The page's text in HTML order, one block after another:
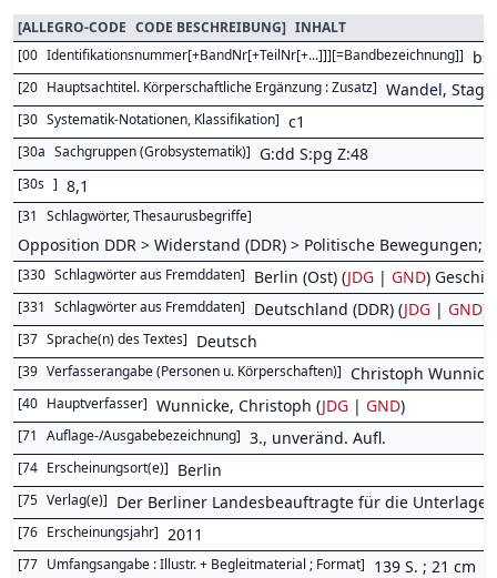
[ALLEGRO-CODE CODE BESCHREIBUNG] INHALT
[00 Identifikationsnummer[+BandNr[+TeilNr[+...]]][=Bandbezeichnung]]
[20 Hauptsachtitel. Körperschaftliche Ergänzung : Zusatz] Wandel,
[30 Systematik-Notationen, Klassifikation] c1
[30a Sachgruppen (Grobsystematik)] G:dd S:pg Z:48
[30s ] 8,1
[31 Schlagwörter, Thesaurusbegriffe]
Opposition DDR > Widerstand (DDR) > Politische
[330 Schlagwörter aus Fremddaten] Berlin (Ost) (JDG | GND)
[331 Schlagwörter aus Fremddaten] Deutschland (DDR) (JDG | GND)
[37 Sprache(n) des Textes] Deutsch
[39 Verfasserangabe (Personen u. Körperschaften)] Christoph
[40 Hauptverfasser] Wunnicke, Christoph (JDG | GND)
[71 Auflage-/Ausgabebezeichnung] 3., unveränd. Aufl.
[74 Erscheinungsort(e)] Berlin
[75 Verlag(e)] Der Berliner Landesbeauftragte für die
[76 Erscheinungsjahr] 2011
[77 Umfangsangabe : Illustr. + Begleitmaterial ; Format] 139 S. ; 21 cm